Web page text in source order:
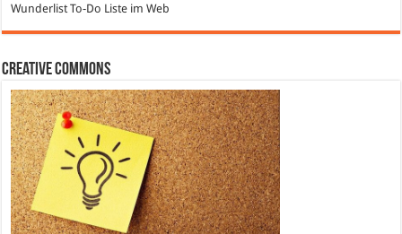
Wunderlist To-Do Liste im Web
Creative Commons